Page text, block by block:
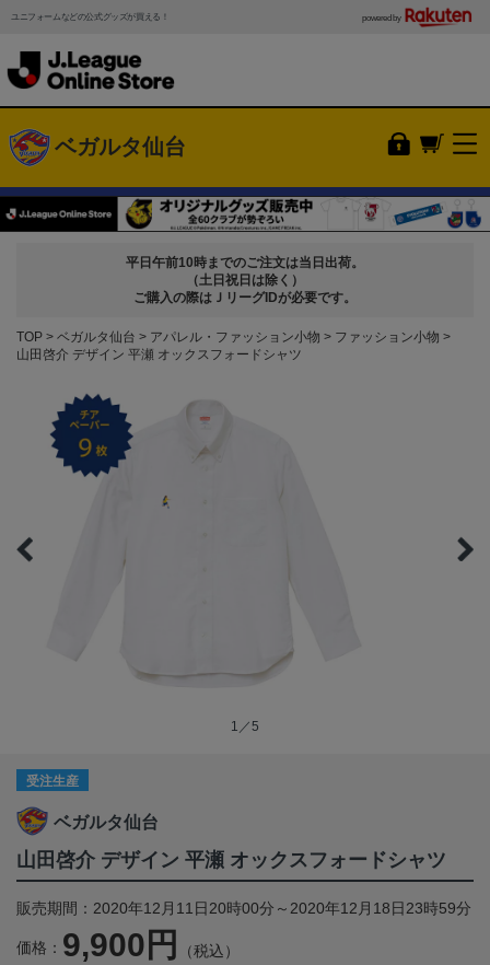
ユニフォームなどの公式グッズが買える！ powered by
ベガルタ仙台
平日午前10時までのご注文は当日出荷。
（土日祝日は除く）
ご購入の際はＪリーグIDが必要です。
TOP ベガルタ仙台 アパレル・ファッション小物
ファッション小物
山田啓介 デザイン 平瀬 オックスフォードシャツ
1／5
受注生産
ベガルタ仙台
山田啓介 デザイン 平瀬 オックスフォードシャツ
販売期間：2020年12月11日20時00分～2020年12月18日23時59分
価格： 9,900円 （税込）